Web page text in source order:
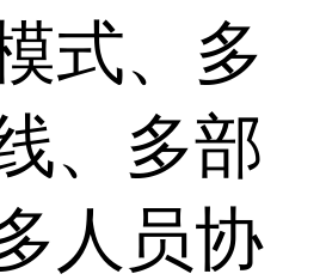
式、多
、多部
人员协